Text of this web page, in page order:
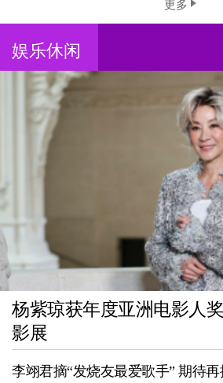
更多
娱乐休闲
杨紫琼获年度亚洲电影人
影展
李翊君摘“发烧友最爱歌手” 期待再